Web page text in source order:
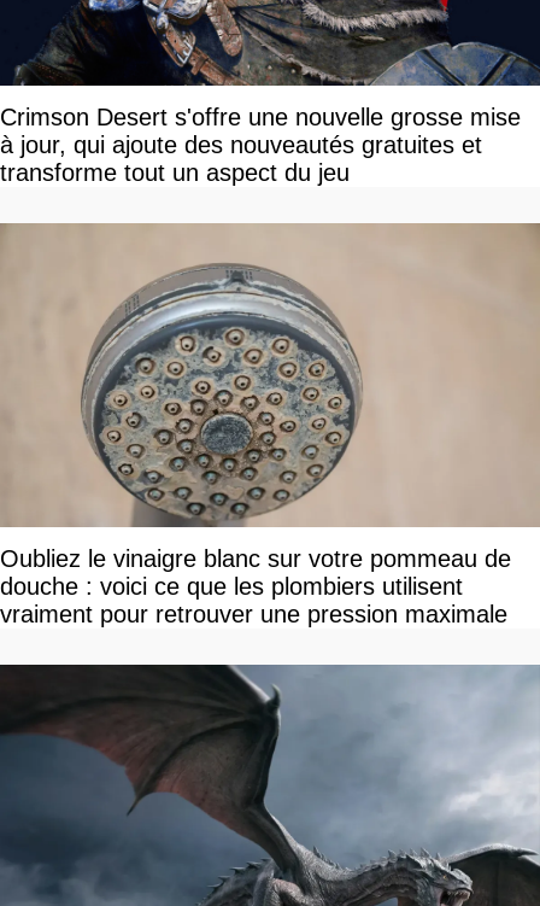
Crimson Desert s'offre une nouvelle grosse mise
à jour, qui ajoute des nouveautés gratuites et
transforme tout un aspect du jeu
Oubliez le vinaigre blanc sur votre pommeau de
douche : voici ce que les plombiers utilisent
vraiment pour retrouver une pression maximale